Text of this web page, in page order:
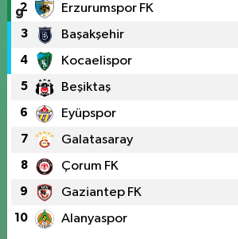
2 Erzurumspor FK
3 Başakşehir
4 Kocaelispor
5 Beşiktaş
6 Eyüpspor
7 Galatasaray
8 Çorum FK
9 Gaziantep FK
10 Alanyaspor